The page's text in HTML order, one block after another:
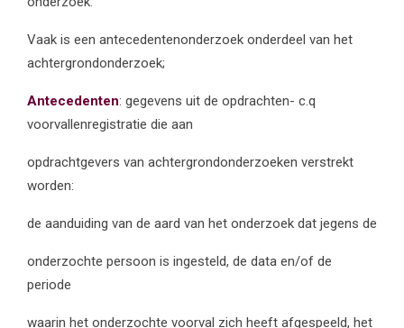
Vaak is een antecedentenonderzoek onderdeel van het
achtergrondonderzoek;
Antecedenten: gegevens uit de opdrachten- c.q
voorvallenregistratie die aan
opdrachtgevers van achtergrondonderzoeken verstrekt
worden:
de aanduiding van de aard van het onderzoek dat jegens de
onderzochte persoon is ingesteld, de data en/of de
periode
waarin het onderzochte voorval zich heeft afgespeeld, het